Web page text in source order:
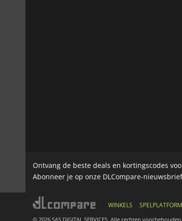
Ontvang de beste deals en kortingscodes
Abonneer je op onze DLCompare-nieuwsbrief
WINKELS SPELPLATFORM
© 2026 SAS DIGITAL SERVICES, Alle rechten voorbehouden.